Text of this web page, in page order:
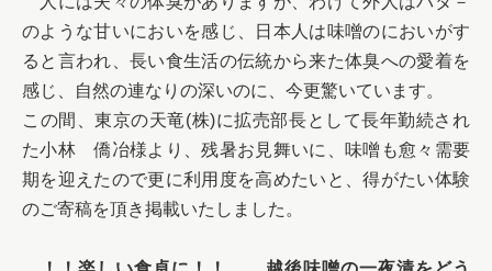
のような甘いにおいを感じ、日本人は味噌のにおいがす
ると言われ、長い食生活の伝統から来た体臭への愛着を
感じ、自然の連なりの深いのに、今更驚いています。
この間、東京の天竜(株)に拡売部長として長年勤続され
た小林　僑冶様より、残暑お見舞いに、味噌も愈々需要
期を迎えたので更に利用度を高めたいと、得がたい体験
のご寄稿を頂き掲載いたしました。